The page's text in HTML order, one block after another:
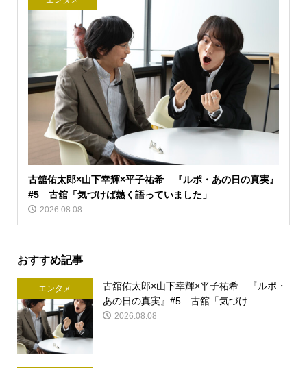
古舘佑太郎×山下幸輝×平子祐希 『ルポ・あの日の真実』
#5 古舘「気づけば熱く語っていました」
2026.08.08
おすすめ記事
エンタメ
古舘佑太郎×山下幸輝×平子祐希 『ルポ・
あの日の真実』#5 古舘「気づけ...
2026.08.08